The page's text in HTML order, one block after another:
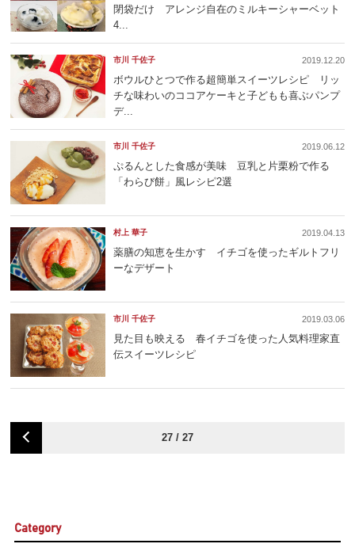
閉袋だけ アレンジ自在のミルキーシャーベット
4...
市川 千佐子 2019.12.20
ボウルひとつで作る超簡単スイーツレシピ リッ
チな味わいのココアケーキと子どもも喜ぶパンプ
デ...
市川 千佐子 2019.06.12
ぷるんとした食感が美味 豆乳と片栗粉で作る
「わらび餅」風レシピ2選
村上 華子 2019.04.13
薬膳の知恵を生かす イチゴを使ったギルトフリ
ーなデザート
市川 千佐子 2019.03.06
見た目も映える 春イチゴを使った人気料理家直
伝スイーツレシピ
27 / 27
Category